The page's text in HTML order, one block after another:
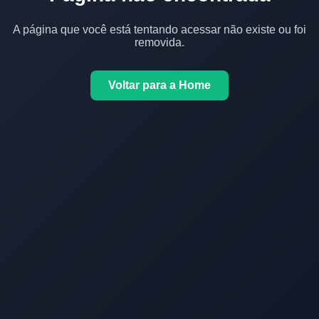
A página que você está tentando acessar não existe ou foi
removida.
Voltar para a Home